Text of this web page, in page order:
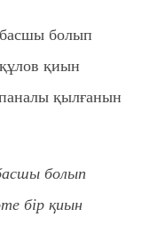
болып
қиын
қылғанын
болып
бір қиын